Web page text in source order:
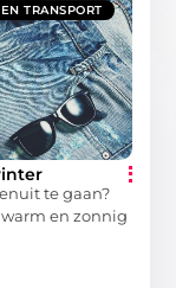
TRANSPORT
te gaan?
en zonnig